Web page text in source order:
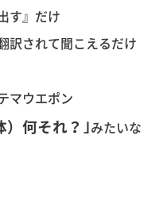
す』だけ
訳されて聞こえるだけ
マウエポン
）何それ？｣みたいな